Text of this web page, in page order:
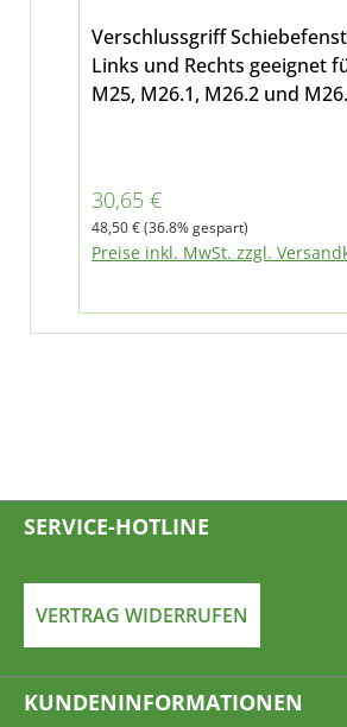
Verschlussgriff
Links und Rechts geeignet
M25, M26.1, M26.2 und
Verkaufspreis:
30,65 €
Regulärer Preis:
48,50 €(36.8% gespart)
Preise inkl. MwSt. zzgl.
SERVICE-HOTLINE
VERTRAG WIDERRUFEN
KUNDENINFORMATIONEN